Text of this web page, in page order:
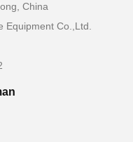
China
Equipment Co.,Ltd.